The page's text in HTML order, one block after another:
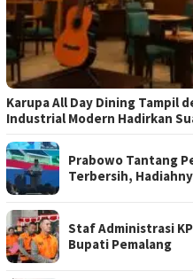
Karupa All Day Dining Tampil
Industrial Modern Hadirkan
Prabowo Tantang
Terbersih,
Staf Administrasi
Bupati Pemalang